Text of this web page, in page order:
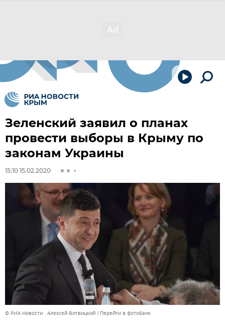
Зеленский заявил о планах
провести выборы в Крыму по
законам Украины
15:10 15.02.2020
© РИА Новости . Алексей Витвицкий Перейти в фотобанк